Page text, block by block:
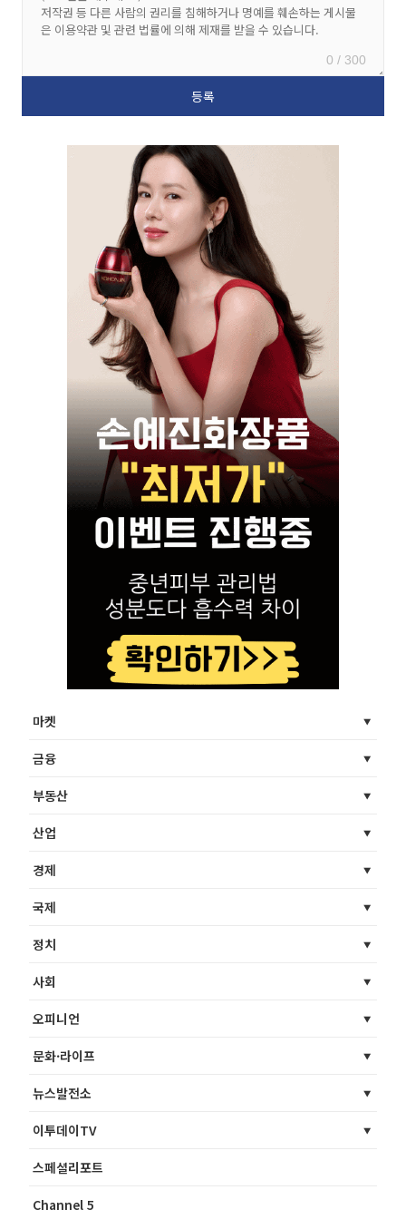
0 / 300
마켓
금융
부동산
산업
경제
국제
정치
사회
오피니언
문화·라이프
뉴스발전소
이투데이TV
스페셜리포트
Channel 5